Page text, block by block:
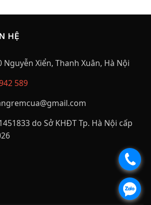
HỆ
Nguyễn Xiển, Thanh Xuân, Hà Nội
589
do Sở KHĐT Tp. Hà Nội cấp
.
.